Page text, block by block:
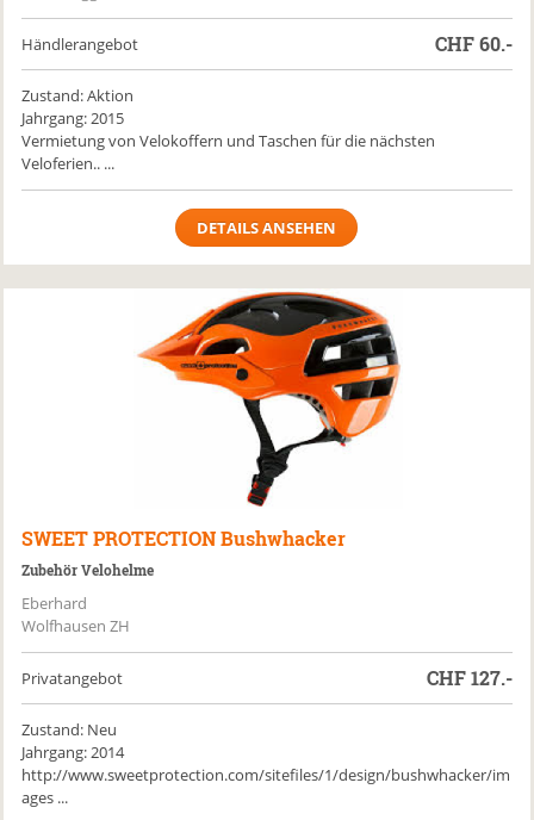
Händlerangebot CHF60.-
Zustand: Aktion
Jahrgang: 2015
Vermietung von Velokoffern und Taschen für die nächsten
Veloferien.. ...
DETAILS ANSEHEN
SWEET PROTECTION Bushwhacker
Zubehör Velohelme
Eberhard
Wolfhausen ZH
Privatangebot CHF127.-
Zustand: Neu
Jahrgang: 2014
http://www.sweetprotection.com/sitefiles/1/design/bushwhacker/im
ages ...